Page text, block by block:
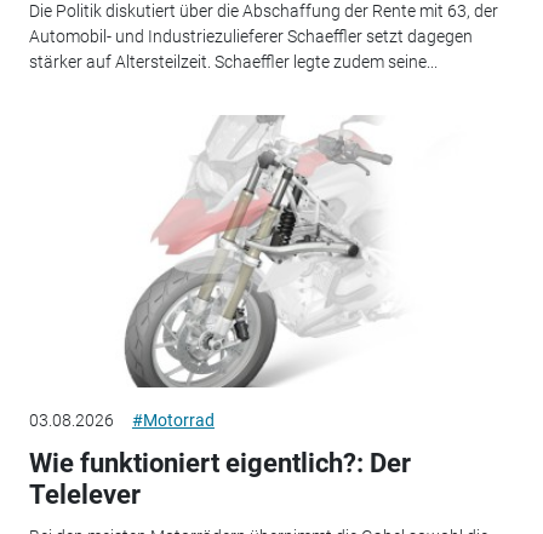
Die Politik diskutiert über die Abschaffung der Rente mit 63, der
Automobil- und Industriezulieferer Schaeffler setzt dagegen
stärker auf Altersteilzeit. Schaeffler legte zudem seine...
03.08.2026 #Motorrad
Wie funktioniert eigentlich?: Der
Telelever